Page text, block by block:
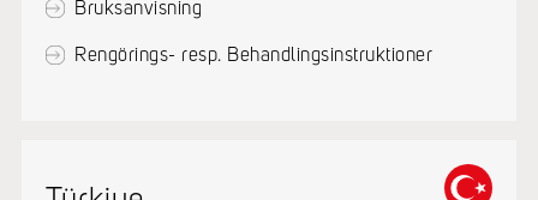
Bruksanvisning
Rengörings- resp. Behandlingsinstruktioner